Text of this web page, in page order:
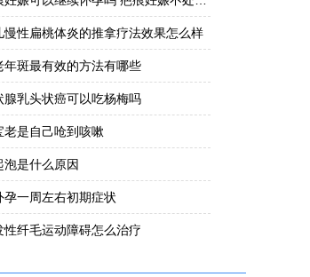
慢性扁桃体炎的推拿疗法效果怎么样
年斑最有效的方法有哪些
腺乳头状癌可以吃杨梅吗
老是自己呛到咳嗽
泡是什么原因
孕一周左右初期症状
性纤毛运动障碍怎么治疗